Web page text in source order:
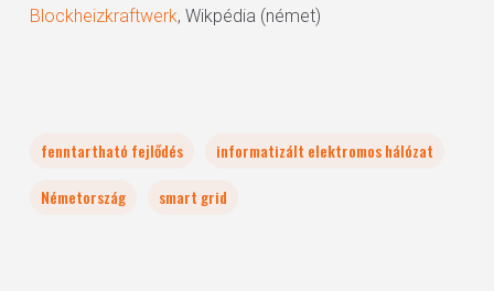
Blockheizkraftwerk, Wikpédia (német)
fenntartható fejlődés
informatizált elektromos hálózat
Németország
smart grid